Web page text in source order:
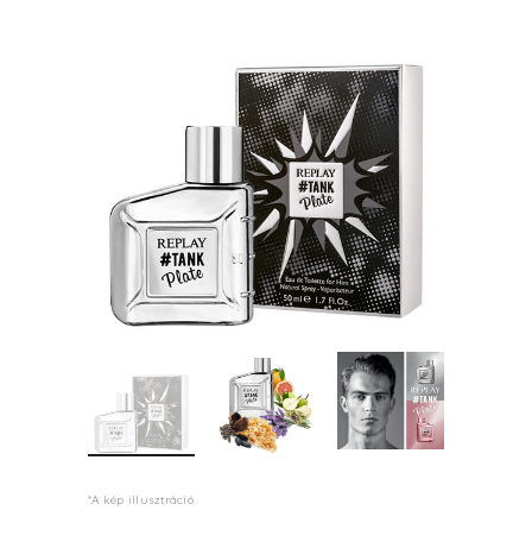
*A kép illusztráció